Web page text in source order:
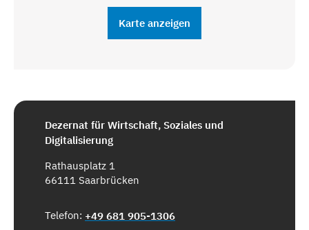
Karte anzeigen
Dezernat für Wirtschaft, Soziales und
Digitalisierung
Rathausplatz 1
66111 Saarbrücken
Telefon: +49 681 905-1306